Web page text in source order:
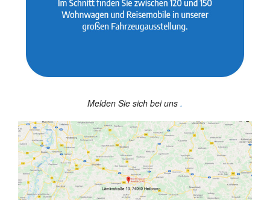
Melden Sie sich bei uns .